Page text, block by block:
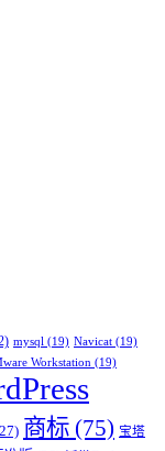
mysql (19) Navicat (19)
Workstation (19)
商标 (75) 宝塔